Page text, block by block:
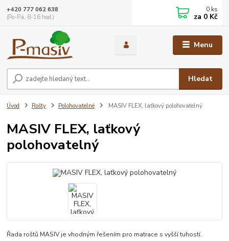
Menu
Hledat
+420 777 062 638
(Po-Pá, 8-16 hod.)
0 ks
za 0 Kč
Úvod Rošty Polohovatelné MASIV FLEX, laťkový polohovatelný
MASIV FLEX, laťkový
polohovatelný
Řada roštů MASIV je vhodným řešením pro matrace s vyšší tuhostí.